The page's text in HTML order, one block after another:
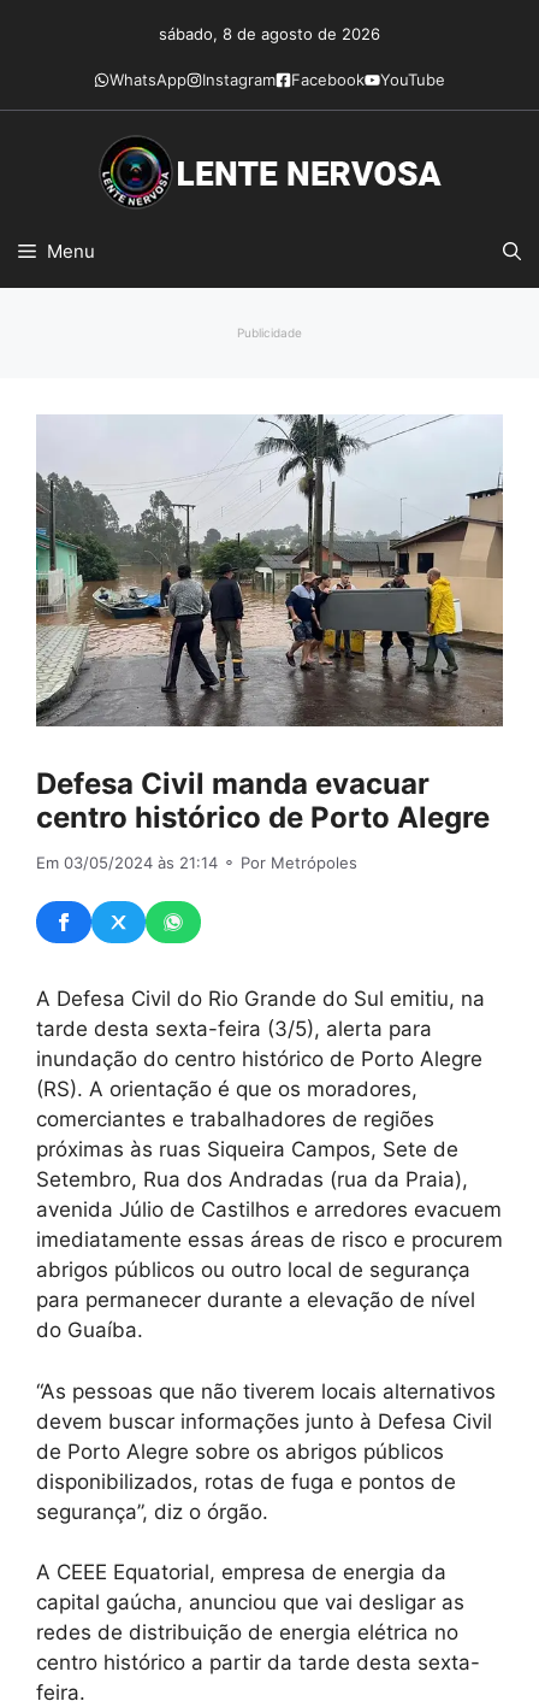
conteúdo
sábado, 8 de agosto de 2026
WhatsApp Instagram Facebook YouTube
Menu
Publicidade
Defesa Civil manda evacuar
centro histórico de Porto Alegre
Em 03/05/2024 às 21:14 ⚬ Por Metrópoles
A Defesa Civil do Rio Grande do Sul emitiu, na
tarde desta sexta-feira (3/5), alerta para
inundação do centro histórico de Porto Alegre
(RS). A orientação é que os moradores,
comerciantes e trabalhadores de regiões
próximas às ruas Siqueira Campos, Sete de
Setembro, Rua dos Andradas (rua da Praia),
avenida Júlio de Castilhos e arredores evacuem
imediatamente essas áreas de risco e procurem
abrigos públicos ou outro local de segurança
para permanecer durante a elevação de nível
do Guaíba.
“As pessoas que não tiverem locais alternativos
devem buscar informações junto à Defesa Civil
de Porto Alegre sobre os abrigos públicos
disponibilizados, rotas de fuga e pontos de
segurança”, diz o órgão.
A CEEE Equatorial, empresa de energia da
capital gaúcha, anunciou que vai desligar as
redes de distribuição de energia elétrica no
centro histórico a partir da tarde desta sexta-
feira.